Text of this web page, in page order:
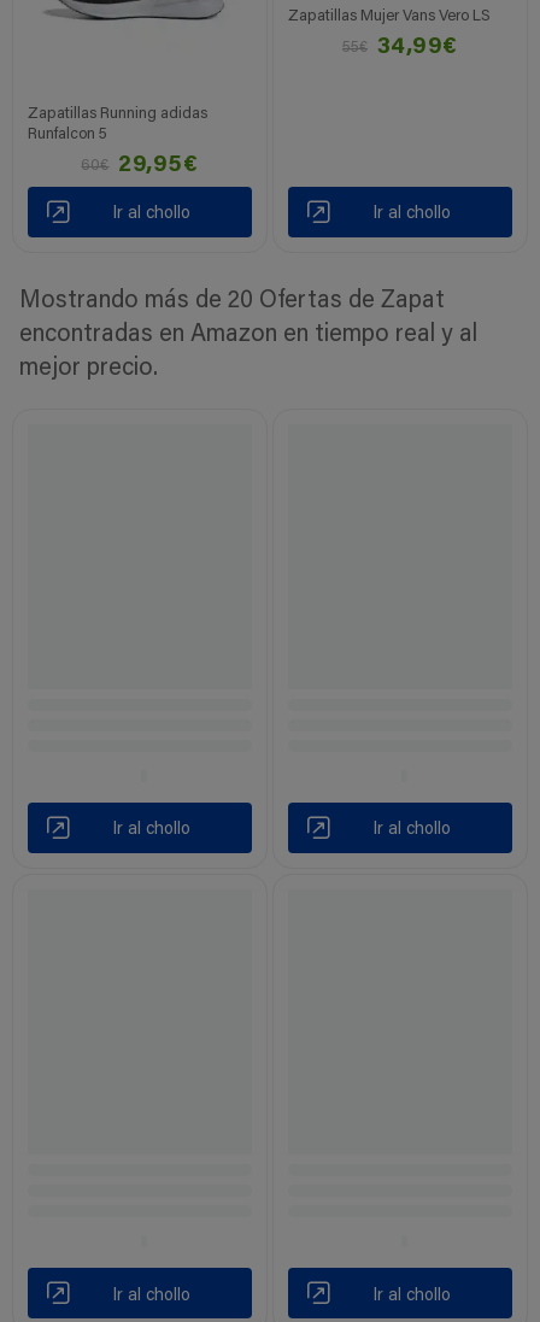
Zapatillas Running adidas
Runfalcon 5
60€
29,95€
Ir al chollo
Zapatillas Mujer Vans Vero LS
55€
34,99€
Ir al chollo
Mostrando más de 20 Ofertas de Zapat
encontradas en Amazon en tiempo real y al
mejor precio.
Ir al chollo Ir al chollo
Ir al chollo Ir al chollo